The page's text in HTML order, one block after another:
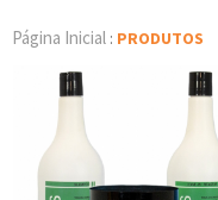
Página Inicial : PRODUTOS